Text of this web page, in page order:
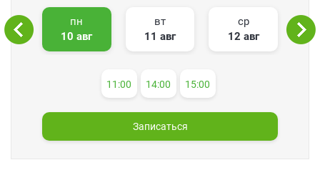
пн
10 авг
вт
11 авг
ср
12 авг
11:00 14:00 15:00
Записаться